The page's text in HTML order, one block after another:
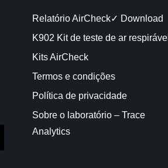
Relatório AirCheck✓ Download
K902 Kit de teste de ar respirável
Kits AirCheck
Termos e condições
Política de privacidade
Sobre o laboratório – Trace
Analytics